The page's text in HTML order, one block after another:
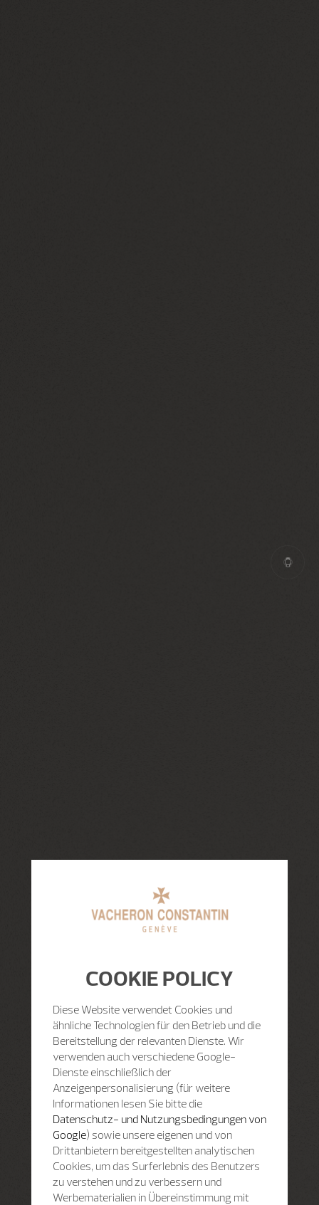
COOKIE POLICY
Diese Website verwendet Cookies und
ähnliche Technologien für den Betrieb und die
Bereitstellung der relevanten Dienste. Wir
verwenden auch verschiedene Google-
Dienste einschließlich der
Anzeigenpersonalisierung (für weitere
Informationen lesen Sie bitte die
Datenschutz- und Nutzungsbedingungen von
Google) sowie unsere eigenen und von
Drittanbietern bereitgestellten analytischen
Cookies, um das Surferlebnis des Benutzers
zu verstehen und zu verbessern und
Werbematerialien in Übereinstimmung mit